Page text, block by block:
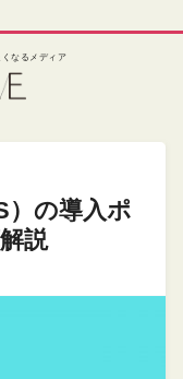
なるメディア
）の導入ポ
説